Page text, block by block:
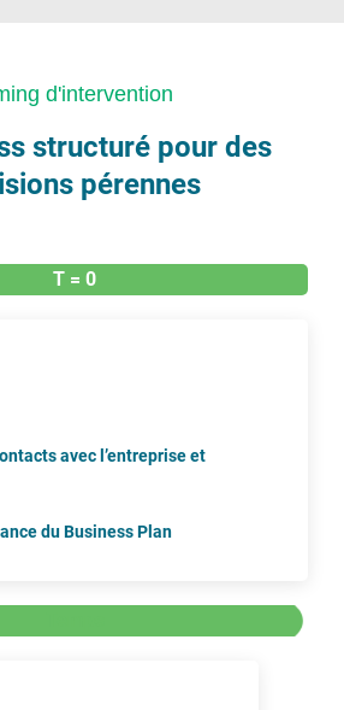
d'intervention
structuré pour des
pérennes
T = 0
avec l’entreprise et
du Business Plan